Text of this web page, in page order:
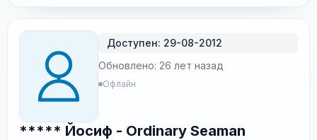
Доступен: 29-08-2012
Обновлено: 26 лет назад
Офлайн
***** Йосиф - Ordinary Seaman